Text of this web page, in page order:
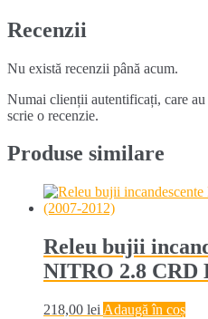
Recenzii
Nu există recenzii până acum.
Numai clienții autentificați, care au
scrie o recenzie.
Produse similare
Releu bujii
NITRO 2.8 CRD
218,00 lei Adaugă în coș